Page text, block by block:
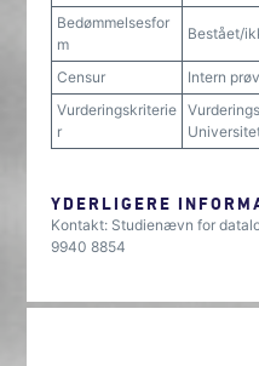
Bedømmelsesfor
m
Bestået/
Censur
Intern
Vurderingskriterie
r
YDERLIGERE
Kontakt: Studienævn for
9940 8854